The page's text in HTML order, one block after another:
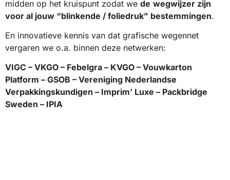
midden op het kruispunt zodat we de wegwijzer zijn
voor al jouw “blinkende / foliedruk” bestemmingen.
En innovatieve kennis van dat grafische wegennet
vergaren we o.a. binnen deze netwerken:
VIGC – VKGO – Febelgra – KVGO – Vouwkarton
Platform – GSOB – Vereniging Nederlandse
Verpakkingskundigen – Imprim’ Luxe – Packbridge
Sweden – IPIA